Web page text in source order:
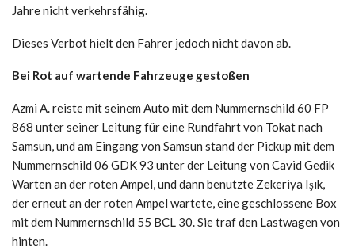
Jahre nicht verkehrsfähig.
Dieses Verbot hielt den Fahrer jedoch nicht davon ab.
Bei Rot auf wartende Fahrzeuge gestoßen
Azmi A. reiste mit seinem Auto mit dem Nummernschild 60 FP
868 unter seiner Leitung für eine Rundfahrt von Tokat nach
Samsun, und am Eingang von Samsun stand der Pickup mit dem
Nummernschild 06 GDK 93 unter der Leitung von Cavid Gedik
Warten an der roten Ampel, und dann benutzte Zekeriya Işık,
der erneut an der roten Ampel wartete, eine geschlossene Box
mit dem Nummernschild 55 BCL 30. Sie traf den Lastwagen von
hinten.